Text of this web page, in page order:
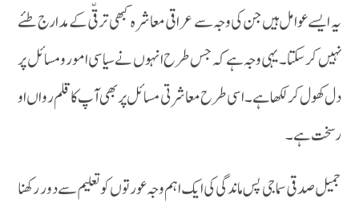
یہ ایسے عوامل ہیں جن کی وجہ سے عراقی معاشرہ کبھی ترقّی کے مدارج طئے
نہیں کرسکتا ۔ یہی وجہ ہے کہ جس طرح انہوں نے سیاسی امور و مسائل پر
دل کھول کر لکھا ہے ۔ اسی طرح معاشرتی مسائل پر بھی آپ کا قلم رواں او
رسخت ہے ۔
جمیل صدقی سماجی پس ماندگی کی ایک اہم وجہ عورتوں کو تعلیم سے دور رکھنا